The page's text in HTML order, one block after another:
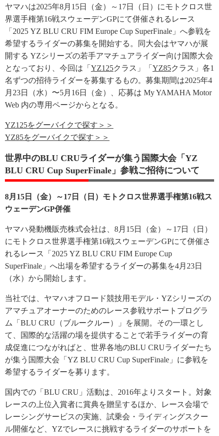
ヤマハは2025年8月15日（金）～17日（日）にモトクロス世
界選手権第16戦スウェーデンGPにて併催されるレース
「2025 YZ BLU CRU FIM Europe Cup SuperFinale」へ参戦を
希望するライダーの募集を開始する。同大会はヤマハが展
開する YZシリーズの若手アマチュアライダー向け国際大会
となっており、今回は「 YZ125クラス」「 YZ85クラス」各1
名ずつの招待ライダーを募集するもの。募集期間は2025年4
月23日（水）〜5月16日（金）、応募は My YAMAHA Motor
Web 内の専用ページからとなる。
YZ125をグーバイクで探す＞＞
YZ85をグーバイクで探す＞＞
世界中のBLU CRUライダーが集う国際大会「YZ
BLU CRU Cup SuperFinale」参戦ご招待について
8月15日（金）～17日（日）モトクロス世界選手権第16戦ス
ウェーデンGP併催
ヤマハ発動機販売株式会社は、8月15日（金）～17日（日）
にモトクロス世界選手権第16戦スウェーデンGPにて併催さ
れるレース「2025 YZ BLU CRU FIM Europe Cup
SuperFinale」へ出場を希望するライダーの募集を4月23日
（水）から開始します。
当社では、ヤマハオフロード競技用モデル・YZシリーズの
アマチュアオーナーのためのレース参戦サポートプログラ
ム「BLU CRU（ブルークルー）」を展開。その一環とし
て、国際的な活躍の場を提供することで若手ライダーの育
成促進につながればと、世界各地のBLU CRUライダーたち
が集う国際大会「YZ BLU CRU Cup SuperFinale」に参戦を
希望するライダーを募ります。
国内での「BLU CRU」活動は、2016年よりスタート。対象
レースの上位入賞者に賞典を贈呈するほか、レース会場で
レーシングサービスの実施、試乗会・ライディングスクー
ル開催など、YZでレースに挑戦するライダーのサポートを